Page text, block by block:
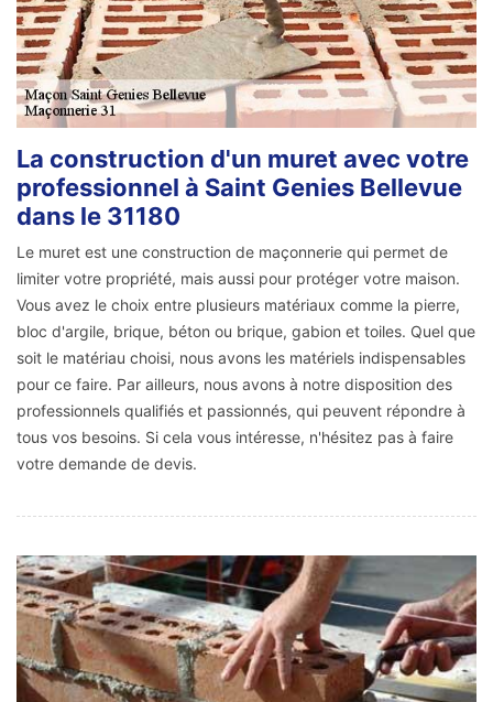
La construction d'un muret avec votre
professionnel à Saint Genies Bellevue
dans le 31180
Le muret est une construction de maçonnerie qui permet de
limiter votre propriété, mais aussi pour protéger votre maison.
Vous avez le choix entre plusieurs matériaux comme la pierre,
bloc d'argile, brique, béton ou brique, gabion et toiles. Quel que
soit le matériau choisi, nous avons les matériels indispensables
pour ce faire. Par ailleurs, nous avons à notre disposition des
professionnels qualifiés et passionnés, qui peuvent répondre à
tous vos besoins. Si cela vous intéresse, n'hésitez pas à faire
votre demande de devis.